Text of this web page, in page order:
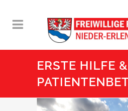
ERSTE HILFE &